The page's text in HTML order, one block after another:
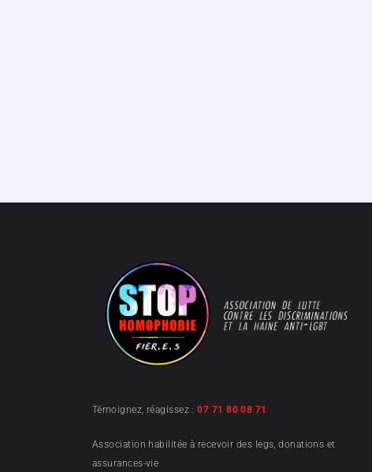
Témoignez, réagissez :07 71 80 08 71
Association habilitée à recevoir des legs, donations et
assurances-vie